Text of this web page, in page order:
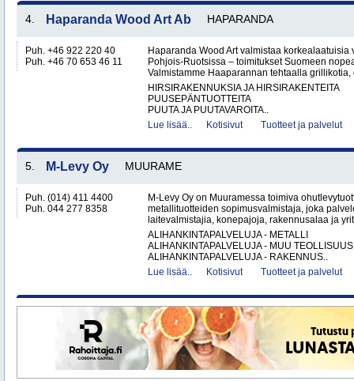
4. Haparanda Wood Art Ab HAPARANDA
Puh. +46 922 220 40
Puh. +46 70 653 46 11
Haparanda Wood Art valmistaa
Pohjois-Ruotsissa – toimitukset Suomeen
Valmistamme Haaparannan tehtaalla grillikotia,
HIRSIRAKENNUKSIA JA HIRSIRAKENTEITA
PUUSEPÄNTUOTTEITA
PUUTA JA PUUTAVAROITA..
Lue lisää..
Kotisivut Tuotteet ja palvelut
5. M-Levy Oy MUURAME
Puh. (014) 411 4400
Puh. 044 277 8358
M-Levy Oy on Muuramessa toimiva
metallituotteiden sopimusvalmistaja, joka
laitevalmistajia, konepajoja, rakennusalaa ja
ALIHANKINTAPALVELUJA - METALLI
ALIHANKINTAPALVELUJA - MUU TEOLLISUUS
ALIHANKINTAPALVELUJA - RAKENNUS..
Lue lisää..
Kotisivut Tuotteet ja palvelut